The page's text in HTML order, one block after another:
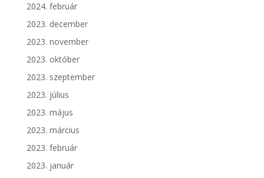
2024. február
2023. december
2023. november
2023. október
2023. szeptember
2023. július
2023. május
2023. március
2023. február
2023. január